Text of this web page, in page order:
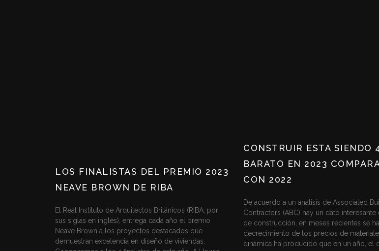
LOS FINALISTAS DEL PREMIO 2023
NEAVE BROWN DE RIBA
El Real Instituto de Arquitectos Británicos (RIBA, por
sus siglas en inglés), entrega cada año el premio
Neave Brown a los proyectos destacados que
demuestran excelencia en diseño de viviendas.
CONSTRUIR ESTA SIENDO
BARATO EN 2023
CON 2022
De acuerdo a un analisis de Associated
Contractors (ABC) hay un dato interesante
de construcción, en meses recientes se
decrecimiento de los precios de
dinámica ha producido que en un año, el